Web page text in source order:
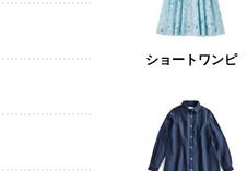
ショートワンピ